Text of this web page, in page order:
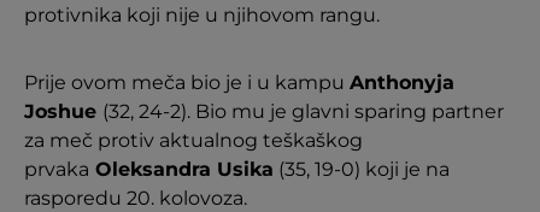
protivnika koji nije u njihovom rangu.
Prije ovom meča bio je i u kampu Anthonyja
Joshue (32, 24-2). Bio mu je glavni sparing partner
za meč protiv aktualnog teškaškog
prvaka Oleksandra Usika (35, 19-0) koji je na
rasporedu 20. kolovoza.